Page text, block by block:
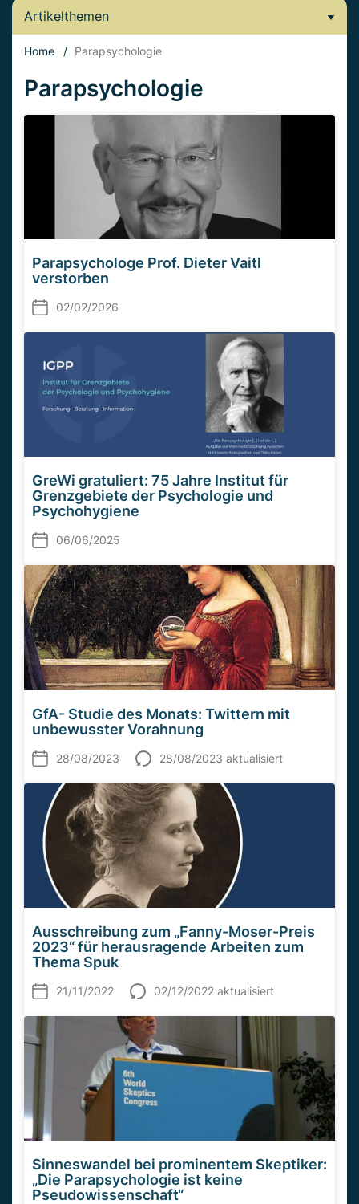
Artikelthemen
Home / Parapsychologie
Parapsychologie
Parapsychologe Prof. Dieter Vaitl
verstorben
02/02/2026
GreWi gratuliert: 75 Jahre Institut für
Grenzgebiete der Psychologie und
Psychohygiene
06/06/2025
GfA- Studie des Monats: Twittern mit
unbewusster Vorahnung
28/08/2023 28/08/2023 aktualisiert
Ausschreibung zum „Fanny-Moser-Preis
2023“ für herausragende Arbeiten zum
Thema Spuk
21/11/2022 02/12/2022 aktualisiert
Sinneswandel bei prominentem Skeptiker:
„Die Parapsychologie ist keine
Pseudowissenschaft“